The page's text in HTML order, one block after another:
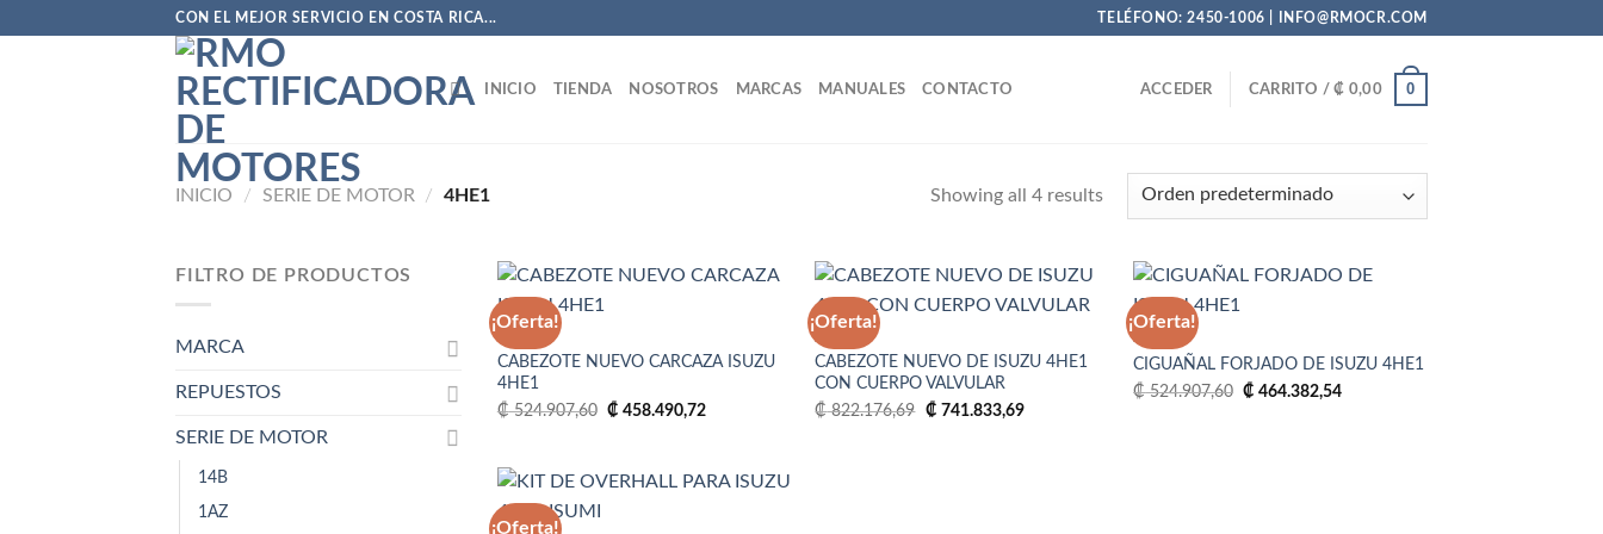
CON EL MEJOR SERVICIO EN COSTA RICA... TELÉFONO: 2450-1006 | INFO@RMOCR.COM
INICIO TIENDA NOSOTROS MARCAS MANUALES CONTACTO ACCEDER CARRITO /₡ 0,00 0
INICIO / SERIE DE MOTOR / 4HE1 Showing all 4 results
FILTRO DE PRODUCTOS
MARCA
REPUESTOS
SERIE DE MOTOR
14B
1AZ
¡Oferta!
Añadir
4HE1
CABEZOTE NUEVO CARCAZA ISUZU
4HE1
₡524.907,60 El
precio
₡ 524.907,60.
₡ 458.490,72El
precio
₡ 458.490,72.
¡Oferta!
Añadir
4HE1
CABEZOTE NUEVO DE ISUZU 4HE1
CON CUERPO VALVULAR
₡822.176,69 El
precio
₡ 741.833,69El
¡Oferta!
Añadir
4HE1
CIGUAÑAL FORJADO DE ISUZU 4HE1
₡524.907,60 El
precio
₡ 464.382,54
¡Oferta!